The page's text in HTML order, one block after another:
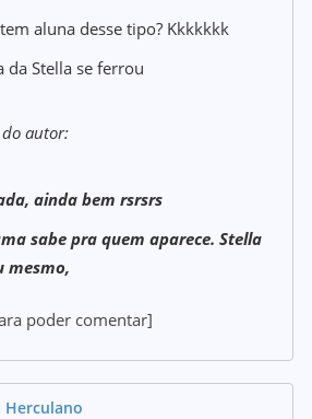
aluna desse tipo? Kkkkkkk
da Stella se ferrou
do autor:
ainda bem rsrsrs
sabe pra quem aparece. Stella
mesmo,
poder comentar]
Herculano